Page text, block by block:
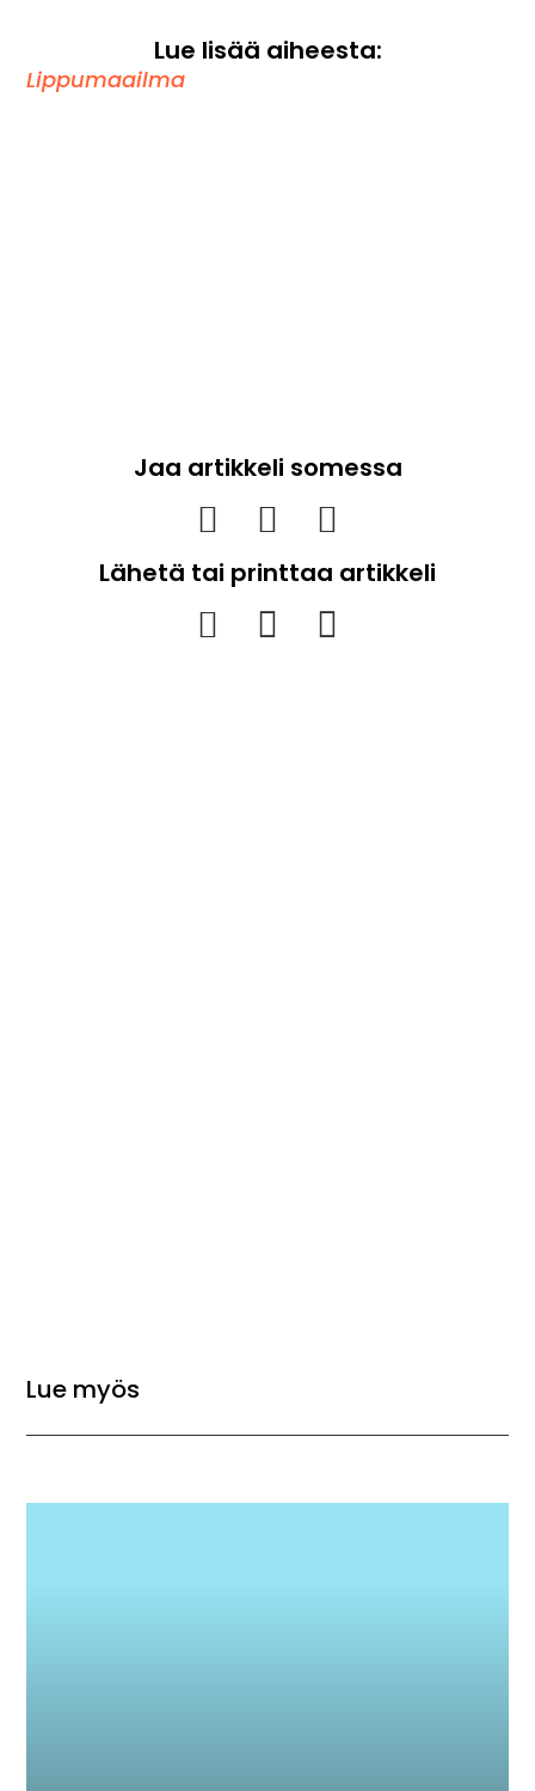
Lue lisää aiheesta:
Lippumaailma
Jaa artikkeli somessa
Lähetä tai printtaa artikkeli
Lue myös